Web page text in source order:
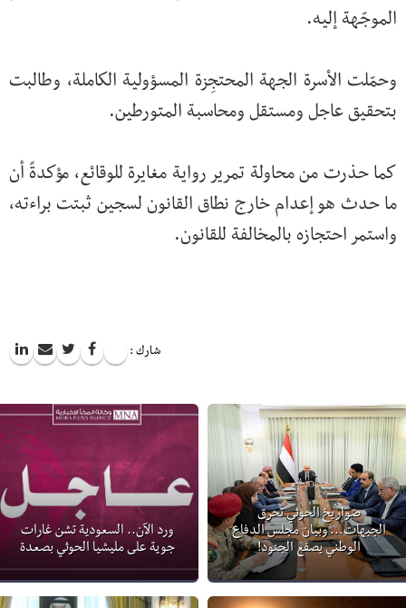
الموجّهة إليه.
وحمّلت الأسرة الجهة المحتجِزة المسؤولية الكاملة، وطالبت
بتحقيق عاجل ومستقل ومحاسبة المتورطين.
كما حذرت من محاولة تمرير رواية مغايرة للوقائع، مؤكدةً أن
ما حدث هو إعدام خارج نطاق القانون لسجين ثبتت براءته،
واستمر احتجازه بالمخالفة للقانون.
شارك :
صواريخ الحوثي تحرق
الجبهات... وبيان مجلس الدفاع
الوطني يصفع الجنود!
ورد الآن.. السعودية تشن غارات
جوية على مليشيا الحوثي بصعدة